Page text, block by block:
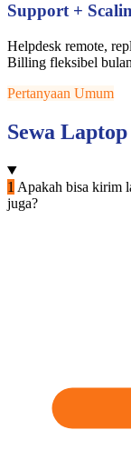
Support +
Helpdesk remote,
Billing fleksibel
Pertanyaan Umum
Sewa
1 Apakah bisa kirim
juga?